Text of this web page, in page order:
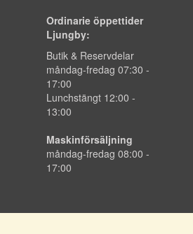
Ordinarie öppettider
Ljungby:
Butik & Reservdelar
måndag-fredag 07:30 -
17:00
Lunchstängt 12:00 -
13:00
Maskinförsäljning
måndag-fredag 08:00 -
17:00